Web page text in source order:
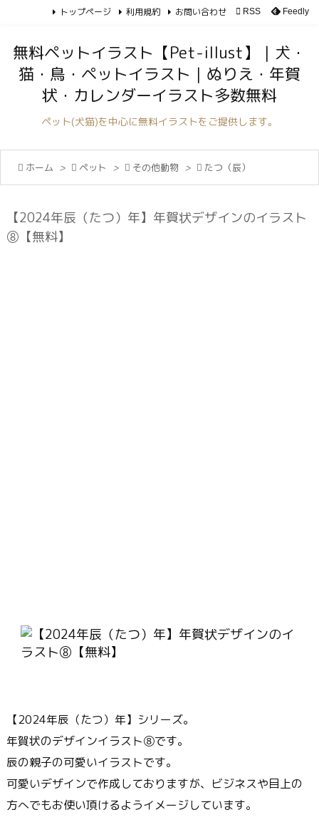


サイド

トップページ 利用規約 お問い合わせ  RSS Feedly
無料ペットイラスト【Pet-illust】｜犬・
猫・鳥・ペットイラスト｜ぬりえ・年賀
状・カレンダーイラスト多数無料
ペット(犬猫)を中心に無料イラストをご提供します。
 ホーム >  ペット >  その他動物 >  たつ（辰）
【2024年辰（たつ）年】年賀状デザインのイラスト
⑧【無料】
【2024年辰（たつ）年】シリーズ。
年賀状のデザインイラスト⑧です。
辰の親子の可愛いイラストです。
可愛いデザインで作成しておりますが、ビジネスや目上の
方へでもお使い頂けるようイメージしています。